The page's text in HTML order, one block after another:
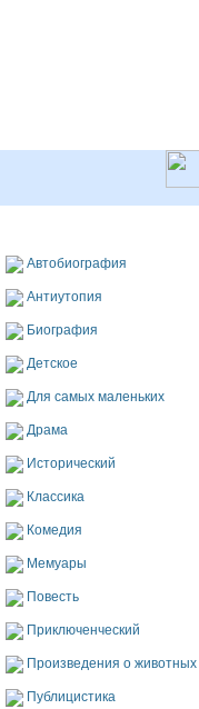
Автобиография
Антиутопия
Биография
Детское
Для самых маленьких
Драма
Исторический
Классика
Комедия
Мемуары
Повесть
Приключенческий
Произведения о животных
Публицистика